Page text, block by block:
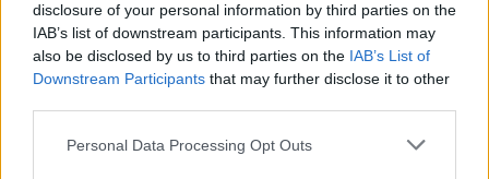
disclosure of your personal information by third parties on the
IAB’s list of downstream participants. This information may
also be disclosed by us to third parties on the IAB’s List of
Downstream Participants that may further disclose it to other
Personal Data Processing Opt Outs
26 partidos en local
53,06%
23 partidos de visitante
4